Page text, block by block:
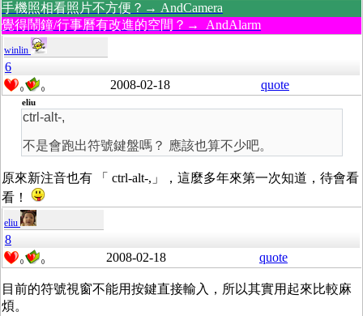
手機照相看照片不方便？→ AndCamera
覺得鬧鐘/行事曆有改進的空間？→ AndAlarm
winlin
6
0 0 2008-02-18 quote
eliu
ctrl-alt-,
不是會跑出符號鍵盤嗎？ 應該也算不少吧。
原來新注音也有 「 ctrl-alt-,」，這麼多年來第一次知道，待會看
看！
eliu
8
0 0 2008-02-18 quote
目前的符號視窗不能用按鍵直接輸入，所以其實用起來比較麻
煩。